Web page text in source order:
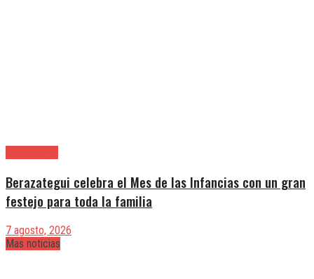
Berazategui celebra el Mes de las Infancias con un gran
festejo para toda la familia
7 agosto, 2026
Mas noticias